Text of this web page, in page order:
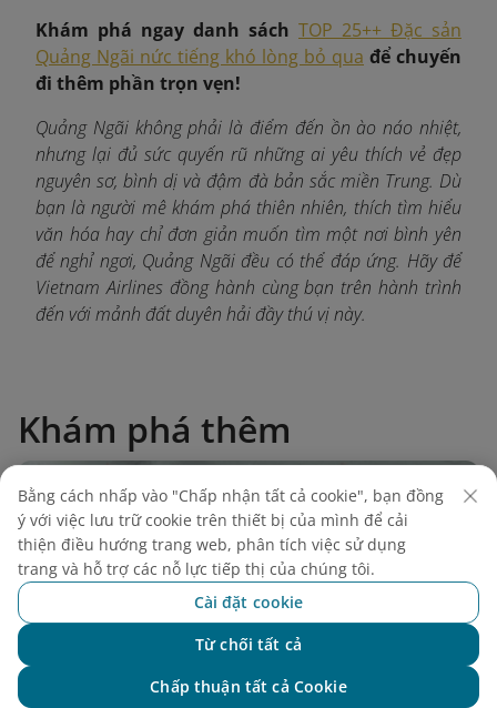
Khám phá ngay danh sách TOP 25++ Đặc sản
Quảng Ngãi nức tiếng khó lòng bỏ qua để chuyến
đi thêm phần trọn vẹn!
Quảng Ngãi không phải là điểm đến ồn ào náo nhiệt,
nhưng lại đủ sức quyến rũ những ai yêu thích vẻ đẹp
nguyên sơ, bình dị và đậm đà bản sắc miền Trung. Dù
bạn là người mê khám phá thiên nhiên, thích tìm hiểu
văn hóa hay chỉ đơn giản muốn tìm một nơi bình yên
để nghỉ ngơi, Quảng Ngãi đều có thể đáp ứng. Hãy để
Vietnam Airlines đồng hành cùng bạn trên hành trình
đến với mảnh đất duyên hải đầy thú vị này.
Khám phá thêm
Bằng cách nhấp vào "Chấp nhận tất cả cookie", bạn đồng
ý với việc lưu trữ cookie trên thiết bị của mình để cải
thiện điều hướng trang web, phân tích việc sử dụng
trang và hỗ trợ các nỗ lực tiếp thị của chúng tôi.
Cài đặt cookie
Từ chối tất cả
Chấp thuận tất cả Cookie